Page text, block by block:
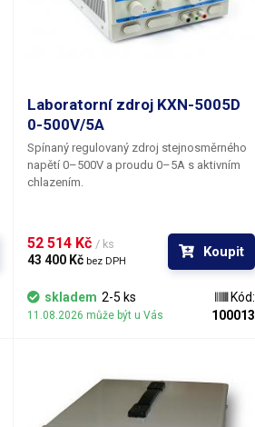
Laboratorní zdroj KXN-5005D
0-500V/5A
Spínaný regulovaný zdroj stejnosměrného
napětí 0–500V a proudu 0–5A s aktivním
chlazením.
52 514 Kč / ks
43 400 Kč bez DPH
Koupit
skladem 2-5 ks
11.08.2026 může být u Vás
Kód:
100013